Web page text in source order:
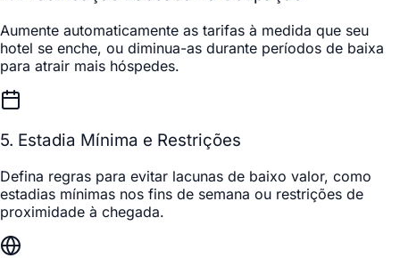
Aumente automaticamente as tarifas à medida que seu
hotel se enche, ou diminua-as durante períodos de baixa
para atrair mais hóspedes.
5. Estadia Mínima e Restrições
Defina regras para evitar lacunas de baixo valor, como
estadias mínimas nos fins de semana ou restrições de
proximidade à chegada.